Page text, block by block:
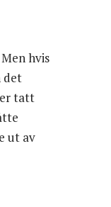
hvis
det
tatt
ut av